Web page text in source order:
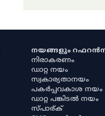
നയങ്ങളും
നിരാകരണം
ഡാറ്റ നയം
സ്വകാര്യതാനയം
പകർപ്പവകാശ നയം
ഡാറ്റ പങ്കിടൽ നയം
സ്പാര്ക്